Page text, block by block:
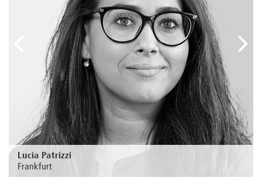
Lucia Patrizzi
Frankfurt
vorheriger